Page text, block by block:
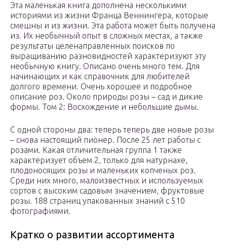
Эта маленькая книга дополнена несколькими
историями из жизни Франца Веннингера, которые
смешны и из жизни. Эта работа может быть получена
из. Их необычный опыт в сложных местах, а также
результаты целенаправленных поисков по
выращиванию разновидностей характеризуют эту
необычную книгу. Описано очень много тем. Для
начинающих и как справочник для любителей
долгого времени. Очень хорошее и подробное
описание роз. Около природы розы – сад и дикие
формы. Том 2: Восхождение и небольшие дымы.
С одной стороны два: теперь теперь две новые розы
– снова настоящий пионер. После 25 лет работы с
розами. Какая отличительная группа 1 также
характеризует объем 2, только для натурнахе,
плодоносящих розы и маленьких копченых роз.
Среди них много, малоизвестных и используемых
сортов с высоким садовым значением, фруктовые
розы. 188 страниц упакованных знаний с 510
фотографиями.
Кратко о развитии ассортимента